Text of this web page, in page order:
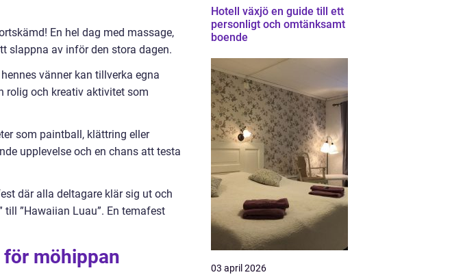
En hel dag med massage,
slappna av inför den stora dagen.
vänner kan tillverka egna
rolig och kreativ aktivitet som
som paintball, klättring eller
upplevelse och en chans att testa
där alla deltagare klär sig ut och
”Hawaiian Luau”. En temafest
möhippan
Hotell växjö en guide till ett
personligt och omtänksamt
boende
03 april 2026